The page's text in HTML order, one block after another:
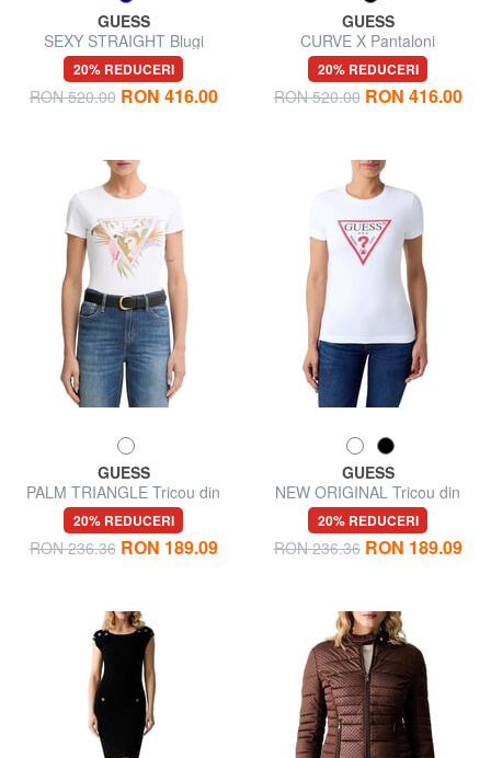
GUESS
SEXY STRAIGHT Blugi
20% REDUCERI
RON 520.00 RON 416.00
GUESS
CURVE X Pantaloni
20% REDUCERI
RON 520.00 RON 416.00
GUESS
PALM TRIANGLE Tricou din
bumbac
20% REDUCERI
RON 236.36 RON 189.09
GUESS
NEW ORIGINAL Tricou din
bumbac
20% REDUCERI
RON 236.36 RON 189.09